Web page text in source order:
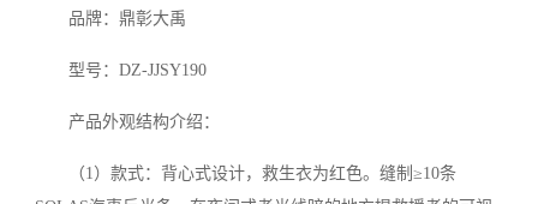
品牌：鼎彰大禹
型号：DZ-JJSY190
产品外观结构介绍：
（1）款式：背心式设计，救生衣为红色。缝制≥10条